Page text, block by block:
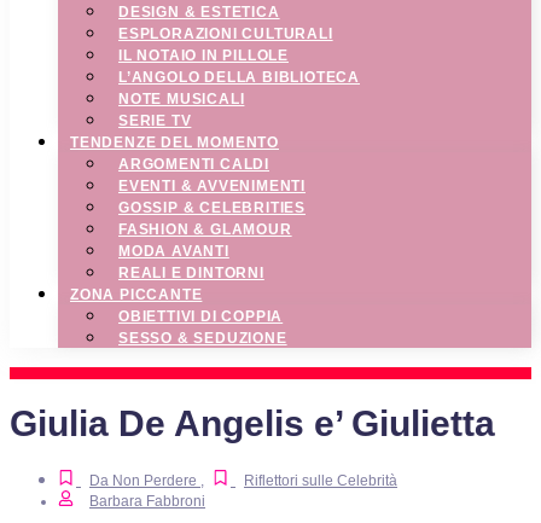
DESIGN & ESTETICA
ESPLORAZIONI CULTURALI
IL NOTAIO IN PILLOLE
L’ANGOLO DELLA BIBLIOTECA
NOTE MUSICALI
SERIE TV
TENDENZE DEL MOMENTO
ARGOMENTI CALDI
EVENTI & AVVENIMENTI
GOSSIP & CELEBRITIES
FASHION & GLAMOUR
MODA AVANTI
REALI E DINTORNI
ZONA PICCANTE
OBIETTIVI DI COPPIA
SESSO & SEDUZIONE
Giulia De Angelis e’ Giulietta
Da Non Perdere
Riflettori sulle Celebrità
Barbara Fabbroni